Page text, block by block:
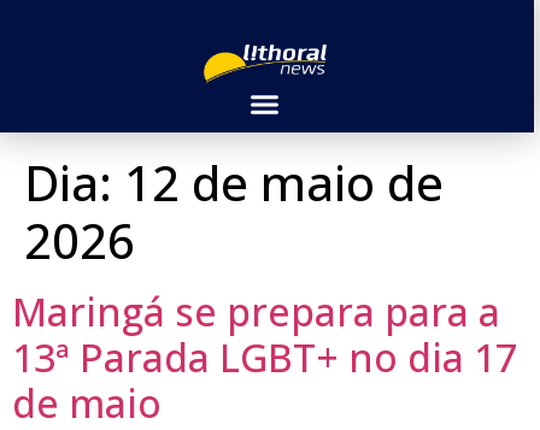
Dia: 12 de maio de
2026
Maringá se prepara para a
13ª Parada LGBT+ no dia 17
de maio